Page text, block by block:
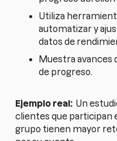
Utiliza
automatizar y
datos de
Muestra avances
de progreso.
Ejemplo real: Un
clientes que participan
grupo tienen mayor